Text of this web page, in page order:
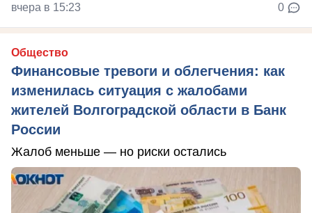
вчера в 15:23 0
Общество
Финансовые тревоги и облегчения: как
изменилась ситуация с жалобами
жителей Волгоградской области в Банк
России
Жалоб меньше — но риски остались